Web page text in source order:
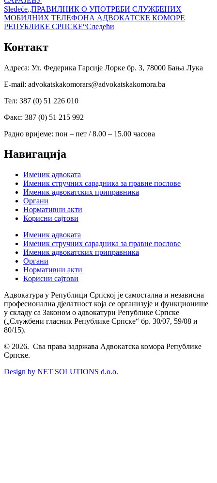
Sledeće„ПРАВИЛНИК О УПОТРЕБИ СЛУЖБЕНИХ
МОБИЛНИХ ТЕЛЕФОНА АДВОКАТСКЕ КОМОРЕ
РЕПУБЛИКЕ СРПСКЕ“Следећи
Контакт
Адреса: Ул. Федерика Гарсије Лорке бр. 3, 78000 Бања Лука
Е-mail: advokatskakomorars@advokatskakomora.ba
Тел: 387 (0) 51 226 010
Факс: 387 (0) 51 215 992
Радно вријеме: пон – пет / 8.00 – 15.00 часова
Навигација
Именик адвоката
Именик стручних сарадника за правне послове
Именик адвокатских приправника
Органи
Нормативни акти
Корисни сајтови
Именик адвоката
Именик стручних сарадника за правне послове
Именик адвокатских приправника
Органи
Нормативни акти
Корисни сајтови
Адвокатура у Републици Српској је самостална и независна
професионална дјелатност која се организује и функционише
у складу са Законом о адвокатури Републике Српске
(„Службени гласник Републике Српске“ бр. 30/07, 59/08 и
80/15).
© 2026. Сва права задржава Адвокатска комора Републике
Српске.
Design by NET SOLUTIONS d.o.o.